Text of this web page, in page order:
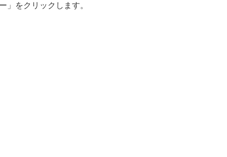
」をクリックします。